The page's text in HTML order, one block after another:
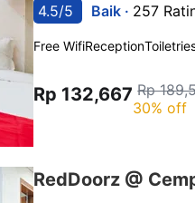
4.5/5 Baik · 257
Free WifiReception
Rp 132,667 Rp
30% off
RedDoorz @